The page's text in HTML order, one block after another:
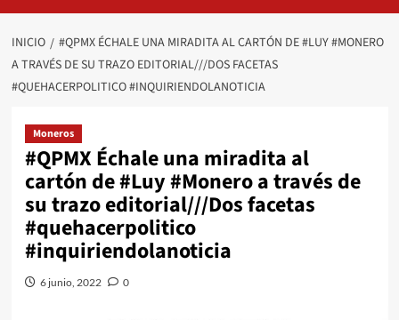
INICIO
#QPMX ÉCHALE UNA MIRADITA AL CARTÓN DE #LUY #MONERO
A TRAVÉS DE SU TRAZO EDITORIAL///DOS FACETAS
#QUEHACERPOLITICO #INQUIRIENDOLANOTICIA
Moneros
#QPMX Échale una miradita al
cartón de #Luy #Monero a través de
su trazo editorial///Dos facetas
#quehacerpolitico
#inquiriendolanoticia
6 junio, 2022 0